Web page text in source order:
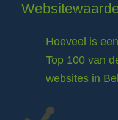
Hoeveel is
Top 100 van
websites in